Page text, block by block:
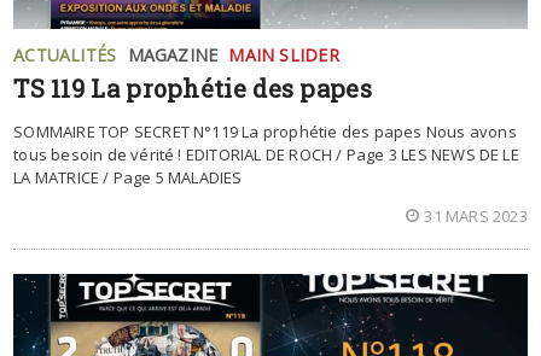
ACTUALITÉS MAGAZINE MAIN SLIDER
TS 119 La prophétie des papes
SOMMAIRE TOP SECRET N°119 La prophétie des papes Nous avons
tous besoin de vérité ! EDITORIAL DE ROCH / Page 3 LES NEWS DE LE
LA MATRICE / Page 5 MALADIES
31 MARS 2023